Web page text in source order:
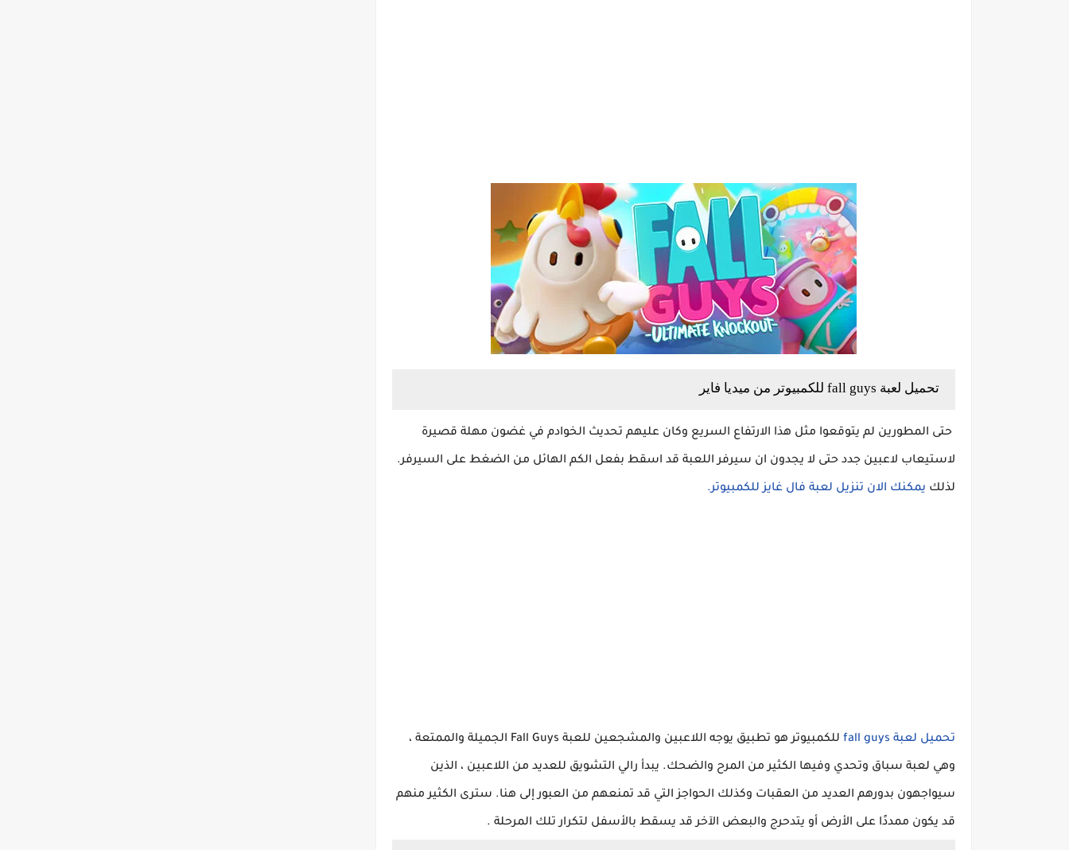
تحميل لعبة fall guys للكمبيوتر من ميديا فاير
حتى المطورين لم يتوقعوا مثل هذا الارتفاع السريع وكان عليهم تحديث الخوادم في غضون مهلة قصيرة
لاستيعاب لاعبين جدد حتى لا يجدون ان سيرفر اللعبة قد اسقط بفعل الكم الهائل من الضغط على السيرفر.
لذلك يمكنك الان تنزيل لعبة فال غايز للكمبيوتر.
تحميل لعبة fall guys للكمبيوتر هو تطبيق يوجه اللاعبين والمشجعين للعبة Fall Guys الجميلة والممتعة ،
وهي لعبة سباق وتحدي وفيها الكثير من المرح والضحك. يبدأ رالي التشويق للعديد من اللاعبين ، الذين
سيواجهون بدورهم العديد من العقبات وكذلك الحواجز التي قد تمنعهم من العبور إلى هنا. سترى الكثير منهم
قد يكون ممددًا على الأرض أو يتدحرج والبعض الآخر قد يسقط بالأسفل لتكرار تلك المرحلة .